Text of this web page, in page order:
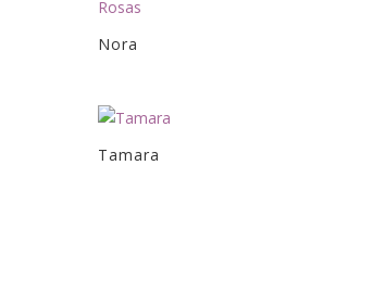
Nora
Tamara